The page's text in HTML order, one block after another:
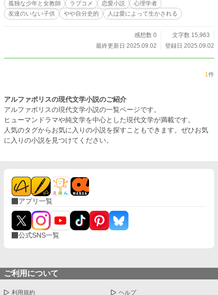
孤独な少年と女教師
ラブコメ 恋愛小説
心理学者
友達のいない子供
やや自分史的 人は愛によって生かされる
感想数 0
文字数 15,963
最終更新日 2025.09.02
登録日 2025.09.02
1件
アルファポリスの現代文学小説のご紹介
アルファポリスの現代文学小説の一覧ページです。
ヒューマンドラマや純文学を中心とした現代文学が満載です。
人気のタグからお気に入りの小説を探すこともできます。ぜひお気
に入りの小説を見つけてください。
アプリ一覧
公式SNS一覧
ご利用について
利用規約 ヘルプ